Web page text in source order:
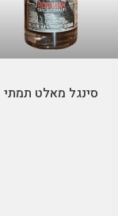
מידע נוסף
סינגל מאלט תמתי